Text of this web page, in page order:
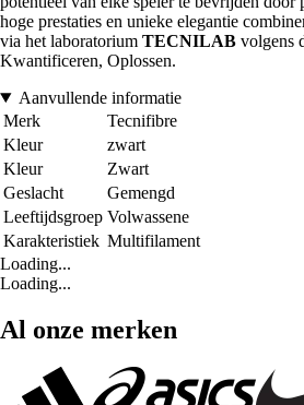
hoge prestaties en unieke elegantie
via het laboratorium TECNILAB volgens
Kwantificeren, Oplossen.
Aanvullende informatie
Merk
Tecnifibre
Kleur
zwart
Kleur
Zwart
Geslacht
Gemengd
Leeftijdsgroep Volwassene
Karakteristiek Multifilament
Loading...
Loading...
Al onze merken